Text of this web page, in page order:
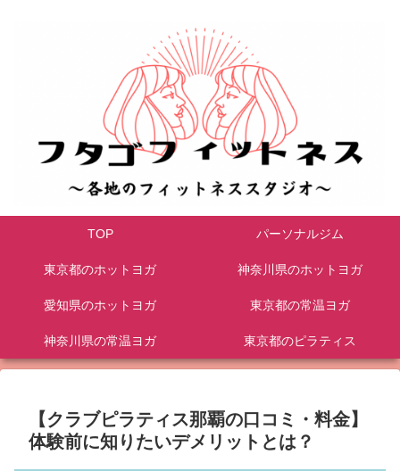
TOP パーソナルジム
東京都のホットヨガ 神奈川県のホットヨガ
愛知県のホットヨガ 東京都の常温ヨガ
神奈川県の常温ヨガ 東京都のピラティス
【クラブピラティス那覇の口コミ・料金】
体験前に知りたいデメリットとは？